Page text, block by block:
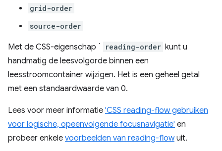
grid-order
source-order
Met de CSS-eigenschap ` reading-order kunt u
handmatig de leesvolgorde binnen een
leesstroomcontainer wijzigen. Het is een geheel getal
met een standaardwaarde van 0.
Lees voor meer informatie 'CSS reading-flow gebruiken
voor logische, opeenvolgende focusnavigatie' en
probeer enkele voorbeelden van reading-flowuit.